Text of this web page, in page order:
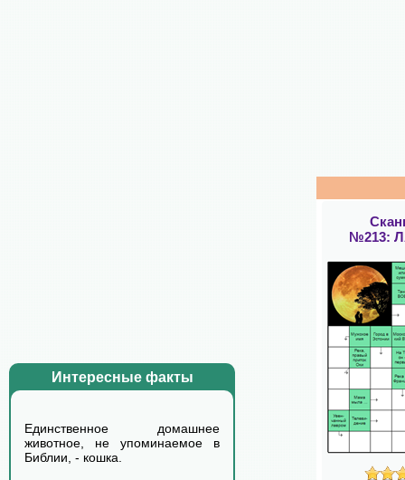
Интересные факты
Единственное домашнее
животное, не упоминаемое в
Библии, - кошка.
№213: